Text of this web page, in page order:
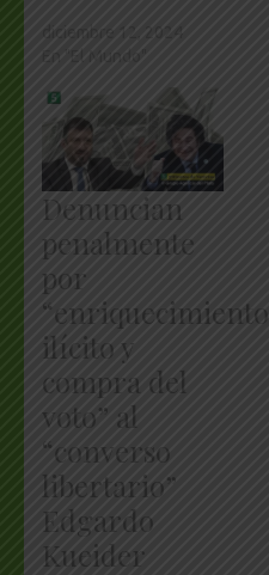
Denuncian
penalmente
por
“enriquecimiento
ilícito y
compra del
voto” al
“converso
libertario”
Edgardo
Kueider